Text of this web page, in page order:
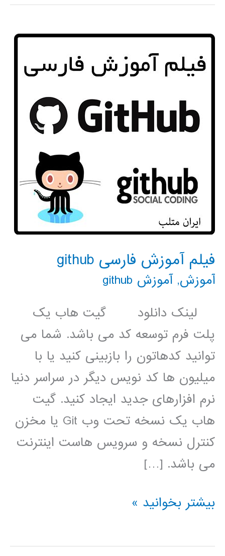
فیلم آموزش فارسی github
آموزش,آموزش github
لینک دانلود گیت هاب یک
پلت فرم توسعه کد می باشد. شما می
توانید کدهاتون را بازبینی کنید یا با
میلیون ها کد نویس دیگر در سراسر دنیا
نرم افزارهای جدید ایجاد کنید. گیت
هاب یک نسخه تحت وب Git یا مخزن
کنترل نسخه و سرویس هاست اینترنت
می باشد. […]
فیلم
فارسی
بیشتر بخوانید »